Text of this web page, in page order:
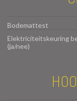
Bodemattest
Elektriciteitskeuring
(ja/nee)